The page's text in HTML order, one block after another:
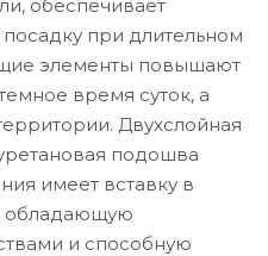
обеспечивает
при длительном
элементы повышают
время суток, а
Двухслойная
подошва
имеет вставку в
обладающую
и способную